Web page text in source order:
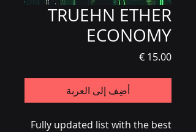
TRUEHN ETHER
ECONOMY
السعر
أضِف إلى العربة
Fully updated list with the best